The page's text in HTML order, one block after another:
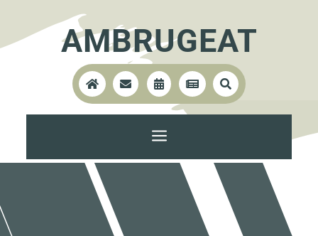
AMBRUGEAT
    
a